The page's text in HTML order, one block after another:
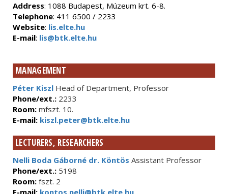
Address: 1088 Budapest, Múzeum krt. 6-8.
Telephone: 411 6500 / 2233
Website: lis.elte.hu
E-mail: lis@btk.elte.hu
MANAGEMENT
Péter Kiszl Head of Department, Professor
Phone/ext.: 2233
Room: mfszt. 10.
E-mail: kiszl.peter@btk.elte.hu
LECTURERS, RESEARCHERS
Nelli Boda Gáborné dr. Köntös Assistant Professor
Phone/ext.: 5198
Room: fszt. 2
E-mail: kontos.nelli@btk.elte.hu